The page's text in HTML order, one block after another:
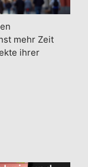
mehr Zeit
ihrer